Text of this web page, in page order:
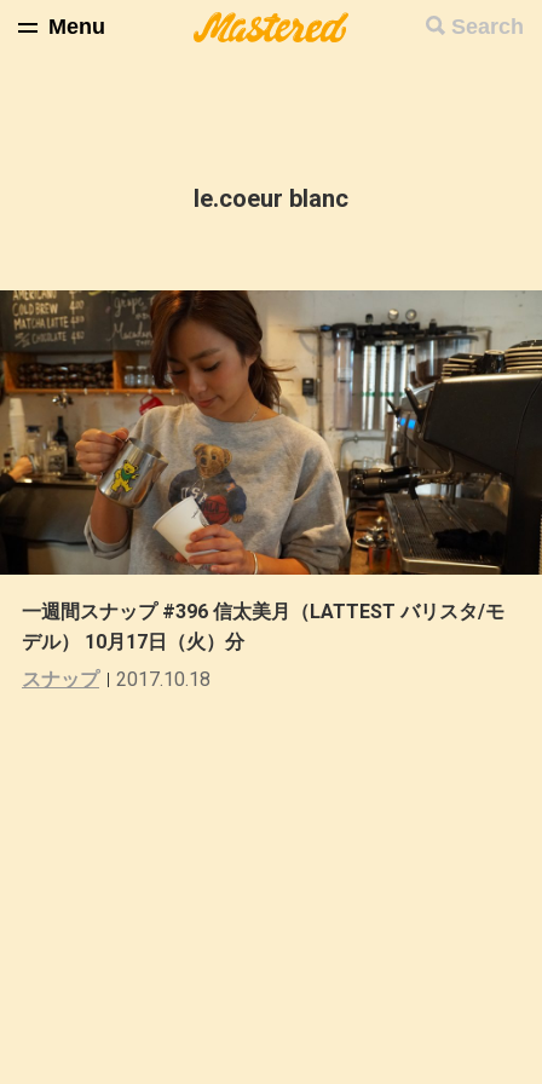
Search
Menu
le.coeur blanc
一週間スナップ #396 信太美月（LATTEST バリスタ/モ
デル） 10月17日（火）分
スナップ
2017.10.18